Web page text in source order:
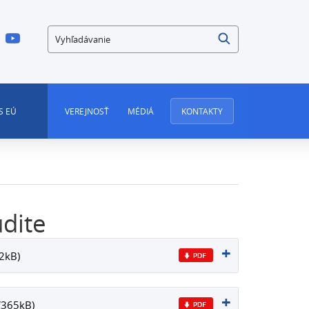
Vyhľadávanie
EÚ VEREJNOSŤ MÉDIÁ KONTAKTY